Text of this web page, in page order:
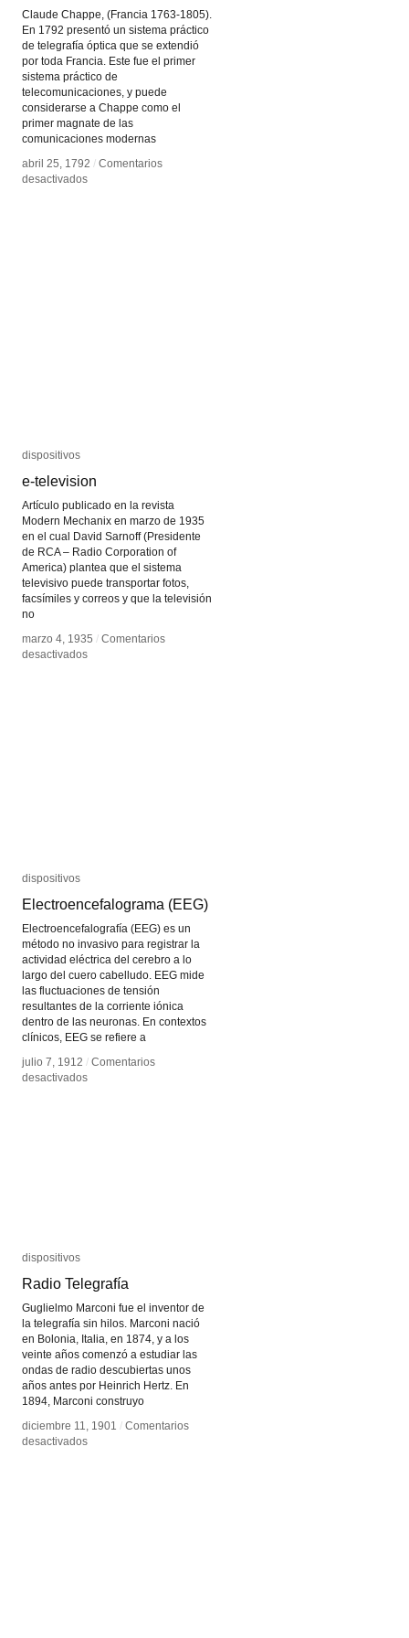
Claude Chappe, (Francia 1763-1805).
En 1792 presentó un sistema práctico
de telegrafía óptica que se extendió
por toda Francia. Este fue el primer
sistema práctico de
telecomunicaciones, y puede
considerarse a Chappe como el
primer magnate de las
comunicaciones modernas
abril 25, 1792 / Comentarios
desactivadosen
abril 25, 1792 / Comentarios
desactivadosen
dispositivos
e-television
Artículo publicado en la revista
Modern Mechanix en marzo de 1935
en el cual David Sarnoff (Presidente
de RCA – Radio Corporation of
America) plantea que el sistema
televisivo puede transportar fotos,
facsímiles y correos y que la televisión
no
marzo 4, 1935 / Comentarios
desactivadosen
dispositivos
e-television
marzo 4, 1935 / Comentarios
desactivadosen
dispositivos
Electroencefalograma (EEG)
Electroencefalografía (EEG) es un
método no invasivo para registrar la
actividad eléctrica del cerebro a lo
largo del cuero cabelludo. EEG mide
las fluctuaciones de tensión
resultantes de la corriente iónica
dentro de las neuronas. En contextos
clínicos, EEG se refiere a
julio 7, 1912 / Comentarios
desactivadosen
dispositivos
Electroencefalograma (EEG)
julio 7, 1912 / Comentarios
desactivadosen
dispositivos
Radio Telegrafía
Guglielmo Marconi fue el inventor de
la telegrafía sin hilos. Marconi nació
en Bolonia, Italia, en 1874, y a los
veinte años comenzó a estudiar las
ondas de radio descubiertas unos
años antes por Heinrich Hertz. En
1894, Marconi construyo
diciembre 11, 1901 / Comentarios
desactivadosen
dispositivos
Radio Telegrafía
diciembre 11, 1901 / Comentarios
desactivadosen